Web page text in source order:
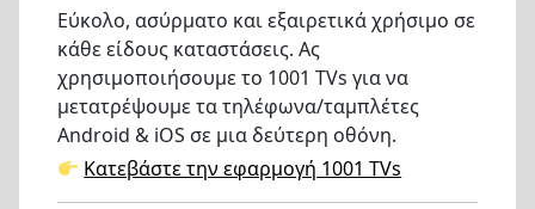
Εύκολο, ασύρματο και εξαιρετικά χρήσιμο σε
κάθε είδους καταστάσεις. Ας
χρησιμοποιήσουμε το 1001 TVs για να
μετατρέψουμε τα τηλέφωνα/ταμπλέτες
Android & iOS σε μια δεύτερη οθόνη.
Κατεβάστε την εφαρμογή 1001 TVs